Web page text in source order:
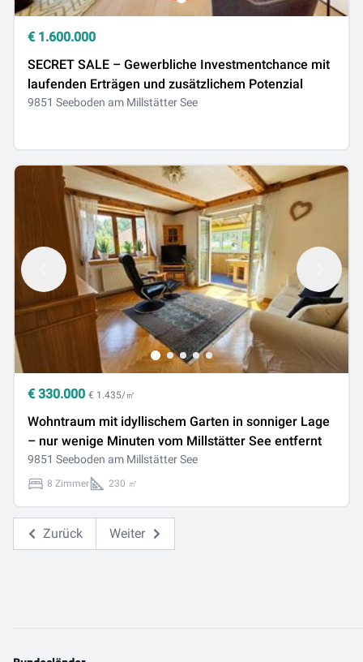
€ 1.600.000
SECRET SALE – Gewerbliche Investmentchance mit
laufenden Erträgen und zusätzlichem Potenzial
9851 Seeboden am Millstätter See
€ 330.000 € 1.435/㎡
Wohntraum mit idyllischem Garten in sonniger Lage
– nur wenige Minuten vom Millstätter See entfernt
9851 Seeboden am Millstätter See
8 Zimmer 230 ㎡
Zurück Weiter